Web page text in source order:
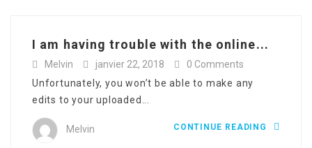
I am having trouble with the online...
Melvin janvier 22, 2018
0 Comments
Unfortunately, you won’t be able to make any
edits to your uploaded...
Melvin CONTINUE READING